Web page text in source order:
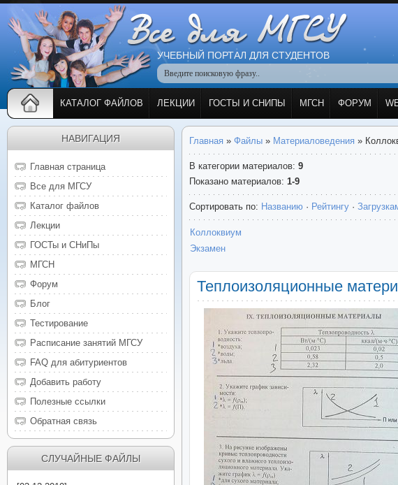
УЧЕБНЫЙ ПОРТАЛ ДЛЯ СТУДЕНТОВ
КАТАЛОГ ФАЙЛОВ ЛЕКЦИИ ГОСТЫ И СНИПЫ МГСН ФОРУМ
Главная » Файлы » Материаловедения »
В категории материалов: 9
Показано материалов: 1-9
Сортировать по: Названию · Рейтингу ·
Коллоквиум
Экзамен
Теплоизоляционные
НАВИГАЦИЯ
Главная страница
Все для МГСУ
Каталог файлов
Лекции
ГОСТы и СНиПы
МГСН
Форум
Блог
Тестирование
Расписание занятий МГСУ
FAQ для абитуриентов
Добавить работу
Полезные ссылки
Обратная связь
СЛУЧАЙНЫЕ ФАЙЛЫ